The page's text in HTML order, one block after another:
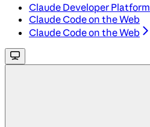
Claude Developer Platform
Claude Code on the Web
Claude Code on the Web